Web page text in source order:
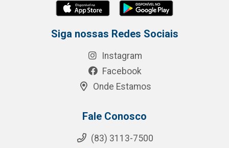
Siga nossas Redes Sociais
Instagram
Facebook
Onde Estamos
Fale Conosco
(83) 3113-7500